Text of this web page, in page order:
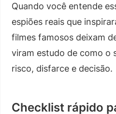
Quando você entende
espiões reais que
filmes famosos deixam
viram estudo de como o
risco, disfarce e decisão.
Checklist rápido